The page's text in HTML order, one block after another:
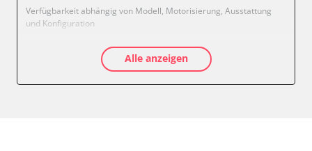
Verfügbarkeit abhängig von Modell, Motorisierung, Ausstattung
und Konfiguration
Alle anzeigen